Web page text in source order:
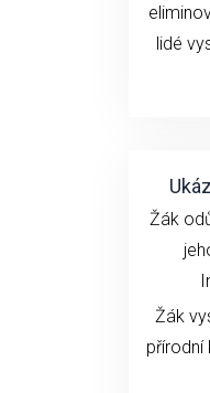
lidé
Žák
Žák
přírodní